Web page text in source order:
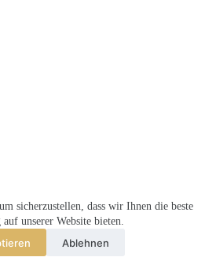
sicherzustellen, dass wir Ihnen die beste
unserer Website bieten.
Ablehnen
TEILNAHMEBEDINGUNGEN